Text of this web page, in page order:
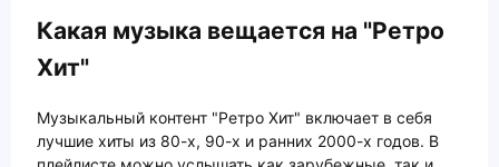
Какая музыка вещается на "Ретро
Хит"
Музыкальный контент "Ретро Хит" включает в себя
лучшие хиты из 80-х, 90-х и ранних 2000-х годов. В